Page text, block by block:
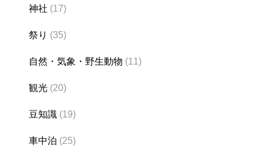
神社 (17)
祭り (35)
自然・気象・野生動物 (11)
観光 (20)
豆知識 (19)
車中泊 (25)